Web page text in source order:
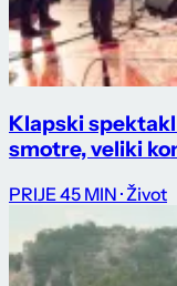
Klapski spektakl
smotre, veliki
PRIJE 45 MIN · Život